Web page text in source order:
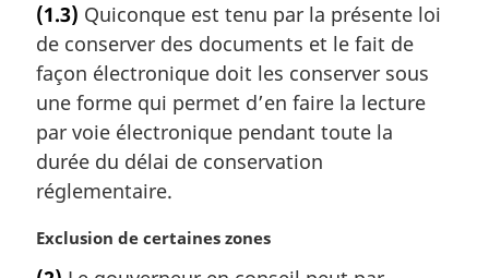
t
e
m
a
g
i
n
l
(1.3) Quiconque est tenu par la présente loi
de conserver des documents et le fait de
façon électronique doit les conserver sous
une forme qui permet d’en faire la lecture
par voie électronique pendant toute la
durée du délai de conservation
réglementaire.
N
Exclusion de certaines zones